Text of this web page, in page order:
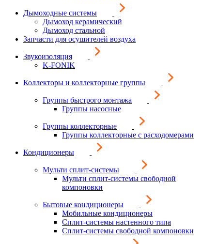
Дымоходные системы
Дымоход керамический
Дымоход стальной
Запчасти для осушителей воздуха
Звукоизоляция
K-FONIK
Коллекторы и коллекторные группы
Группы быстрого монтажа
Группы насосные
Группы коллекторные
Группы коллекторные с расходомерами
Кондиционеры
Мульти сплит-системы
Мульти сплит-системы свободной
компоновки
Бытовые кондиционеры
Мобильные кондиционеры
Сплит-системы настенного типа
Сплит-системы свободной компоновки